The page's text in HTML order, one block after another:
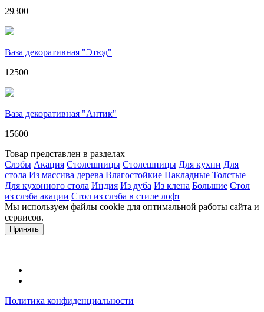
29300
Ваза декоративная "Этюд"
12500
Ваза декоративная "Антик"
15600
Товар представлен в разделах
Слэбы Акация Столешницы Столешницы Для кухни Для
стола Из массива дерева Влагостойкие Накладные Толстые
Для кухонного стола Индия Из дуба Из клена Большие Стол
из слэба акации Стол из слэба в стиле лофт
Мы используем файлы cookie для оптимальной работы сайта и
сервисов.
Принять
Политика конфиденциальности